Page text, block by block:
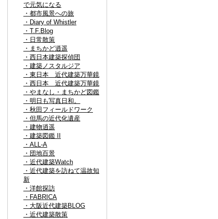
で元気になる
・都市風景への旅
・Diary of Whistler
・T.F.Blog
・日常散策
・まちかど逍遥
・西日本建築探偵団
・建築ノスタルジア
・東日本 近代建築万華鏡
・西日本 近代建築万華鏡
・やまなし・まちかど図鑑
・明日も写真日和。
・秋田フィールドワーク
・但馬の近代化遺産
・建物逍遥
・建築図鑑 II
・ALL-A
・団地百景
・近代建築Watch
・近代建築を訪ねて温故知
新
・洋館探訪
・FABRICA
・大阪近代建築BLOG
・近代建築散策